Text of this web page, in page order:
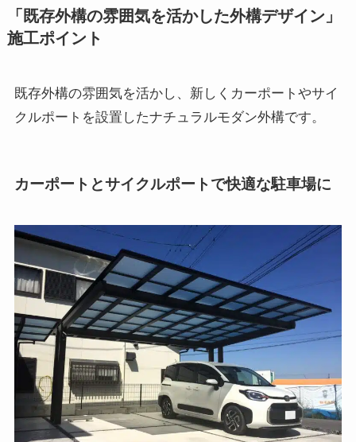
「既存外構の雰囲気を活かした外構デザイン」
施工ポイント
既存外構の雰囲気を活かし、新しくカーポートやサイ
クルポートを設置したナチュラルモダン外構です。
カーポートとサイクルポートで快適な駐車場に